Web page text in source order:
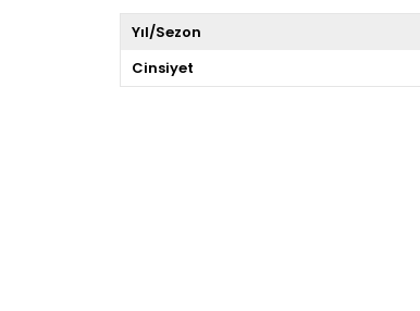
Yıl/Sezon
Cinsiyet